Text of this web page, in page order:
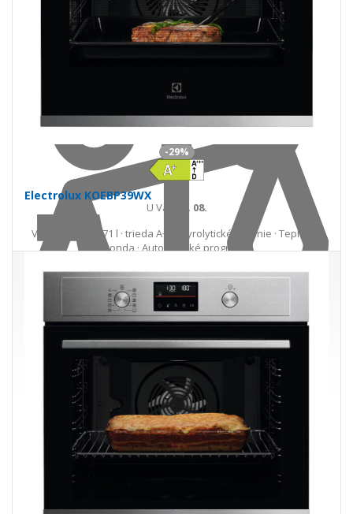
Do košíka
U Vás 11. 08.
-29%
Electrolux KOEBP39WX
Vstavaná rúra 71 l · trieda A++ · Pyrolytické čistenie · Teplotná
sonda · Automatické programy
707,00 €
Ušetríte 292,00 €s DPH · doprava zdarma
do 5 prac. dní